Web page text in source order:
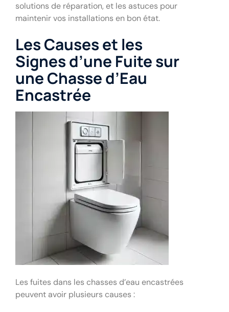
solutions de réparation, et les astuces pour
maintenir vos installations en bon état.
Les Causes et les
Signes d’une Fuite sur
une Chasse d’Eau
Encastrée
Les fuites dans les chasses d’eau encastrées
peuvent avoir plusieurs causes :